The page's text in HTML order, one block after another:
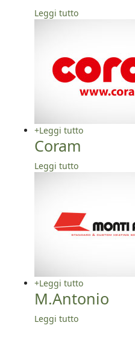
Leggi tutto
+Leggi tutto
Coram
Leggi tutto
+Leggi tutto
M.Antonio
Leggi tutto